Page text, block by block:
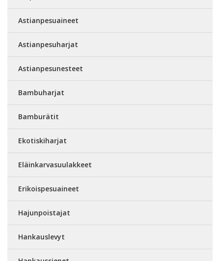
Astianpesuaineet
Astianpesuharjat
Astianpesunesteet
Bambuharjat
Bamburätit
Ekotiskiharjat
Eläinkarvasuulakkeet
Erikoispesuaineet
Hajunpoistajat
Hankauslevyt